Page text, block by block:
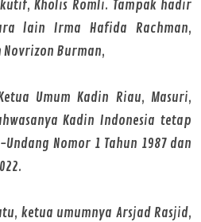
Kholis Romli. Tampak hadir
lain Irma Hafida Rachman,
Novrizon Burman,
Umum Kadin Riau, Masuri,
Kadin Indonesia tetap
Nomor 1 Tahun 1987 dan
ketua umumnya Arsjad Rasjid,